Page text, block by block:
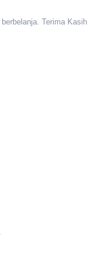
Terima Kasih